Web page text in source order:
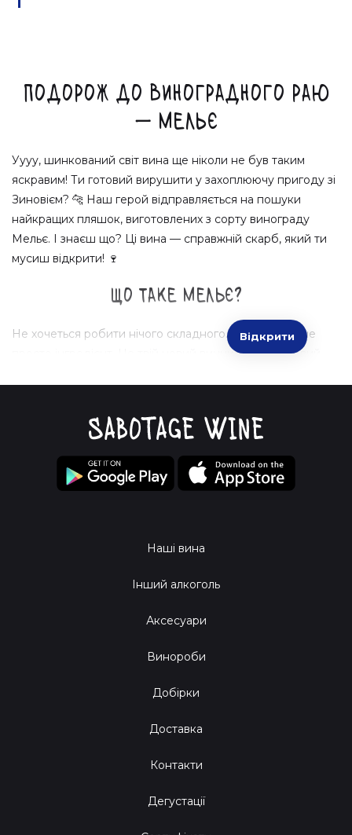
Подорож до виноградного раю
— Мельє
Уууу, шинкований світ вина ще ніколи не був таким
яскравим! Ти готовий вирушити у захоплюючу пригоду зі
Зиновієм? 🐆 Наш герой відправляється на пошуки
найкращих пляшок, виготовлених з сорту винограду
Мельє. І знаєш що? Ці вина — справжній скарб, який ти
мусиш відкрити! 🍷
Що таке Мельє?
Не хочеться робити нічого складного. Мельє — це не
просто інгредієнт. Це твій новий винний друг, готовий
Святкова легкість: Вина з Мельє освіжають, наче
Природна автентичність: Саме натуральне, як ранкове
Мельє
вкладаються ідеально у кожен момент. 🌟 Пікніки з видом
сюрпризи для близьких? Все це — досконалий привід,
Відкрити
Наші вина
Інший алкоголь
Аксесуари
Винороби
Добірки
Доставка
Контакти
Дегустації